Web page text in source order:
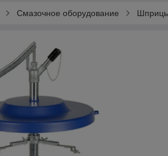
Смазочное оборудование Шприцы